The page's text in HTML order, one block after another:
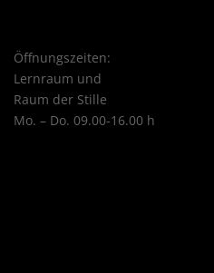
Öffnungszeiten:
Lernraum und
Raum der Stille
Mo. – Do. 09.00-16.00 h